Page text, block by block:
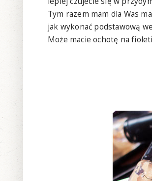
Tym razem mam dla Was
jak wykonać podstawową
Może macie ochotę na